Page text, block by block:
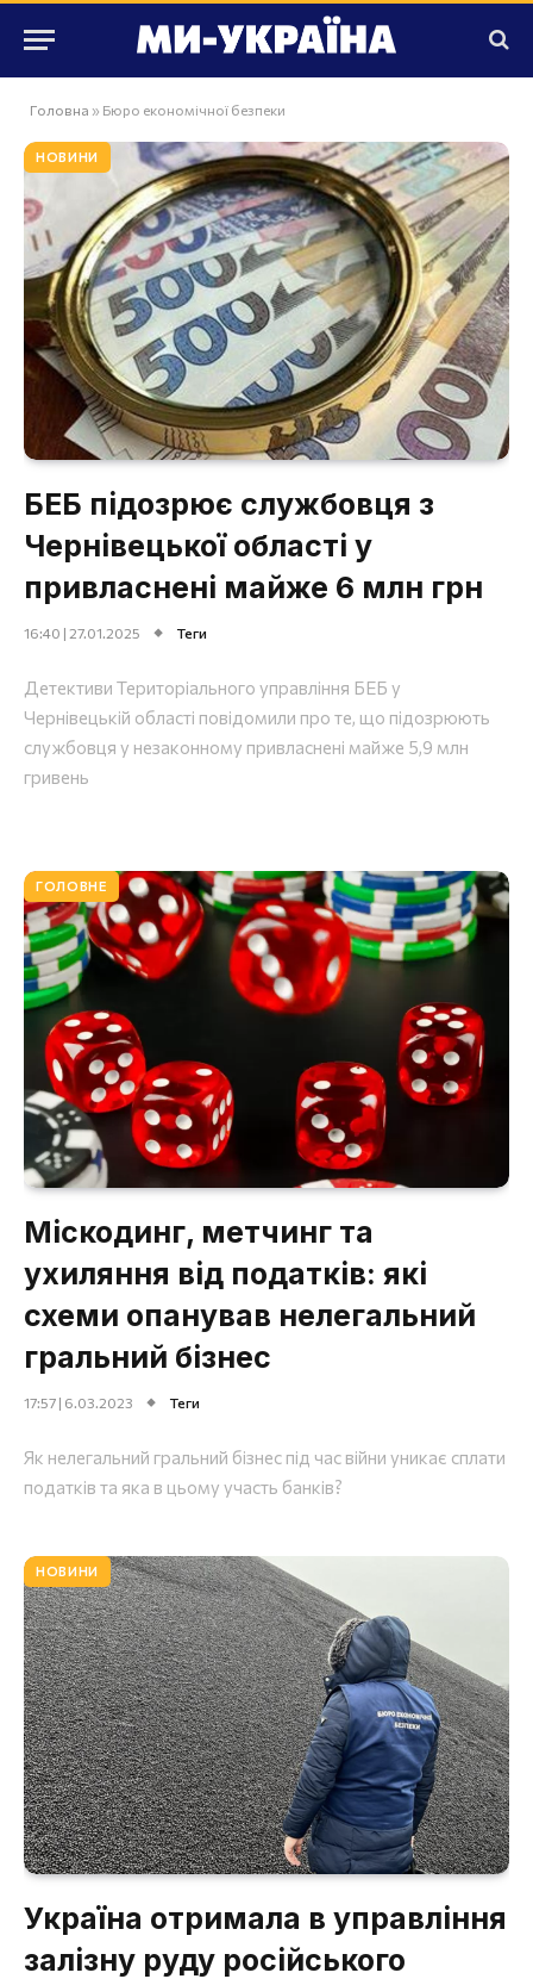
Головна » Бюро економічної безпеки
НОВИНИ
БЕБ підозрює службовця з
Чернівецької області у
привласнені майже 6 млн грн
16:40 | 27.01.2025 Теги
Детективи Територіального управління БЕБ у
Чернівецькій області повідомили про те, що підозрюють
службовця у незаконному привласнені майже 5,9 млн
гривень
ГОЛОВНЕ
Міскодинг, метчинг та
ухиляння від податків: які
схеми опанував нелегальний
гральний бізнес
17:57 | 6.03.2023 Теги
Як нелегальний гральний бізнес під час війни уникає сплати
податків та яка в цьому участь банків?
НОВИНИ
Україна отримала в управління
залізну руду російського